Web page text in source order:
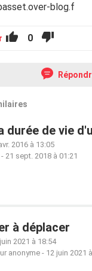
blog.f
0
durée de vie
2016 à 13:05
- 21 sept. 2018 à 01:21
à déplacer
2021 à 18:54
anonyme - 12 juin 2021